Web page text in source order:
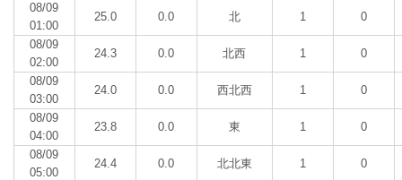
08/09
01:00
25.0 0.0 北 1 0
08/09
02:00
24.3 0.0 北西 1 0
08/09
03:00
24.0 0.0 西北西 1 0
08/09
04:00
23.8 0.0 東 1 0
08/09
05:00
24.4 0.0 北北東 1 0